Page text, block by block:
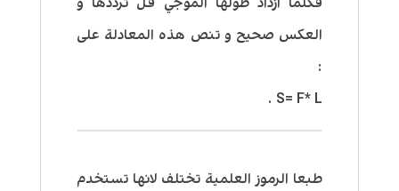
العكس صحيح و تنص هذه المعادلة على
:
S= F* L .
طبعا الرموز العلمية تختلف لانها تستخدم